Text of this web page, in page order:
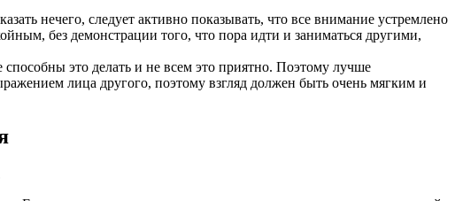
нечего, следует активно показывать, что все внимание устремлено
без демонстрации того, что пора идти и заниматься другими,
способны это делать и не всем это приятно. Поэтому лучше
лица другого, поэтому взгляд должен быть очень мягким и